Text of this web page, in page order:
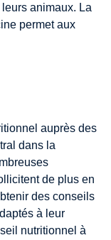
animaux. La
permet aux
auprès des
dans la
de plus en
des conseils
à leur
nutritionnel à